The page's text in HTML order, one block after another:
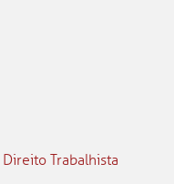
Direito Trabalhista